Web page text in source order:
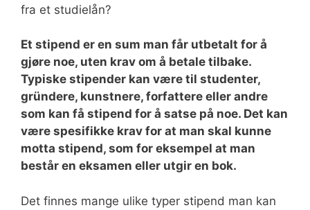
fra et studielån?
Et stipend er en sum man får utbetalt for å
gjøre noe, uten krav om å betale tilbake.
Typiske stipender kan være til studenter,
gründere, kunstnere, forfattere eller andre
som kan få stipend for å satse på noe. Det kan
være spesifikke krav for at man skal kunne
motta stipend, som for eksempel at man
består en eksamen eller utgir en bok.
Det finnes mange ulike typer stipend man kan